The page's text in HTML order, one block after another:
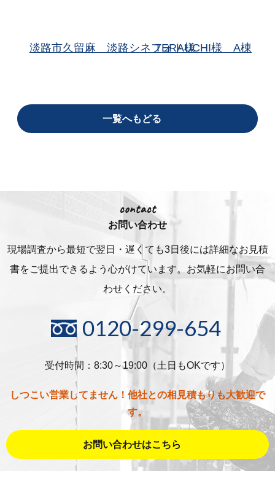
淡路市久留麻 淡路シネフォト様TERAUCHI様 A棟
一覧へもどる
contact
お問い合わせ
現場調査から最短で翌日・遅くても3日後には詳細なお見積
書をご提出できるよう心がけています。お気軽にお問い合
わせください。
0120-299-654
受付時間：8:30～19:00（土日もOKです）
しつこい営業してません！他社との相見積もりも大歓迎で
す。
お問い合わせはこちら